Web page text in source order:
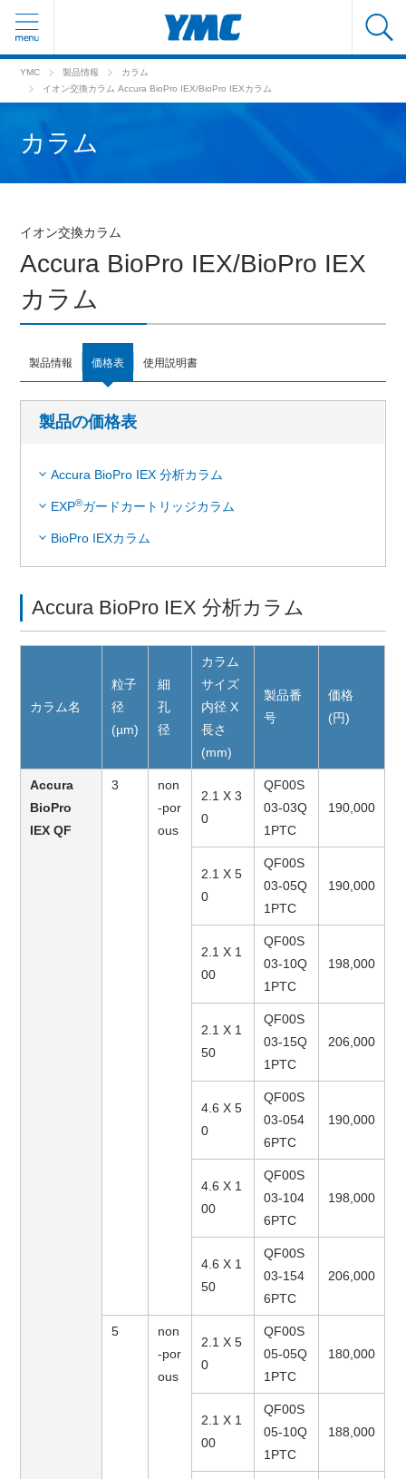
YMC 製品情報
カラム
イオン交換カラム Accura BioPro IEX/BioPro IEXカラム
カラム
イオン交換カラム
Accura BioPro IEX/BioPro IEX
カラム
製品情報 価格表 使用説明書
製品の価格表
Accura BioPro IEX 分析カラム
EXP®ガードカートリッジカラム
BioPro IEXカラム
Accura BioPro IEX 分析カラム
カラム名
粒子
径
(µm)
細
孔
径
カラム
サイズ
内径 X
長さ
(mm)
製品番
号
価格
(円)
Accura
BioPro
IEX QF
3
non
-por
ous
2.1 X 3
0
QF00S
03-03Q
1PTC
190,000
2.1 X 5
0
QF00S
03-05Q
1PTC
190,000
2.1 X 1
00
QF00S
03-10Q
1PTC
198,000
2.1 X 1
50
QF00S
03-15Q
1PTC
206,000
4.6 X 5
0
QF00S
03-054
6PTC
190,000
4.6 X 1
00
QF00S
03-104
6PTC
198,000
4.6 X 1
50
QF00S
03-154
6PTC
206,000
5
non
-por
ous
2.1 X 5
0
QF00S
05-05Q
1PTC
180,000
2.1 X 1
00
QF00S
05-10Q
1PTC
188,000